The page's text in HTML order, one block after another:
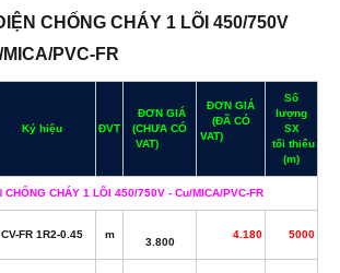
CHỐNG CHÁY 1 LÕI 450/750V
PVC-FR
Ký hiệu ĐVT
ĐƠN GIÁ
(CHƯA CÓ
VAT)
ĐƠN GIÁ
(ĐÃ CÓ
VAT)
Số
lượng
SX
tối thiểu
(m)
CHỐNG CHÁY 1 LÕI 450/750V - Cu/MICA/PVC-FR
CV-FR 1R2-0.45 m
3.800
4.180 5000